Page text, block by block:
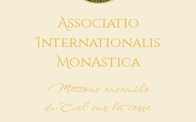
Associatio
Internationalis
MonAstica
Mettons ensemble
du Ciel sur la terre